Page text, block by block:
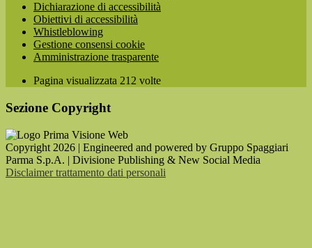
Dichiarazione di accessibilità
Obiettivi di accessibilità
Whistleblowing
Gestione consensi cookie
Amministrazione trasparente
Pagina visualizzata 212 volte
Sezione Copyright
Copyright 2026 | Engineered and powered by Gruppo Spaggiari
Parma S.p.A. | Divisione Publishing & New Social Media
Disclaimer trattamento dati personali